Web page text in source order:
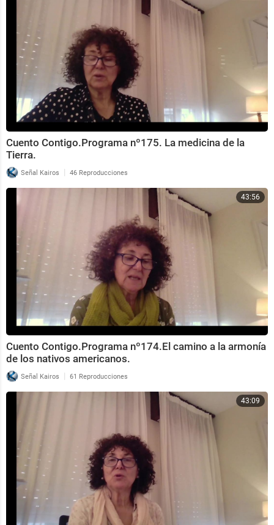
Cuento Contigo.Programa nº175. La medicina de la
Tierra.
Señal Kairos | 46 Reproducciones
43:56
Cuento Contigo.Programa nº174.El camino a la armonía
de los nativos americanos.
Señal Kairos | 61 Reproducciones
43:09